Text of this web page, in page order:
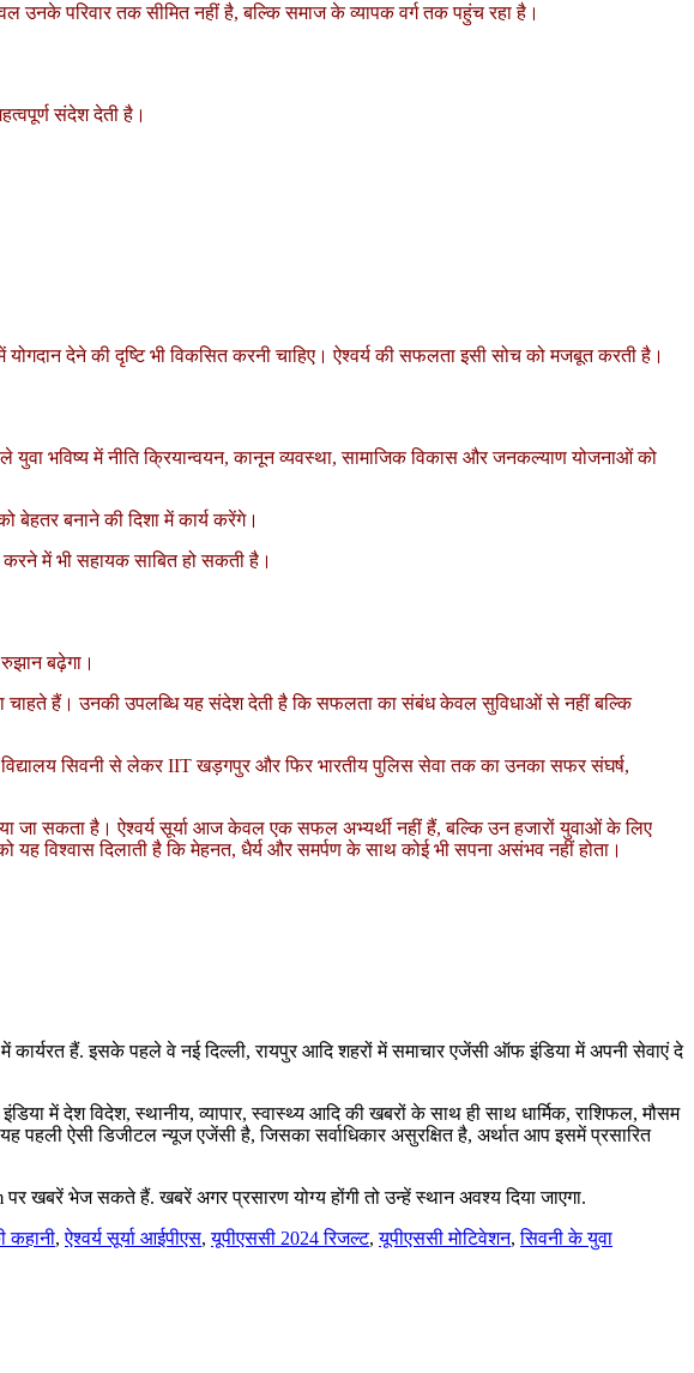
उनके परिवार तक सीमित नहीं है, बल्कि समाज के व्यापक वर्ग तक पहुंच रहा है।
संदेश देती है।
देने की दृष्टि भी विकसित करनी चाहिए। ऐश्वर्य की सफलता इसी सोच को मजबूत करती है।
भविष्य में नीति क्रियान्वयन, कानून व्यवस्था, सामाजिक विकास और जनकल्याण योजनाओं को
बेहतर बनाने की दिशा में कार्य करेंगे।
में भी सहायक साबित हो सकती है।
बढ़ेगा।
चाहते हैं। उनकी उपलब्धि यह संदेश देती है कि सफलता का संबंध केवल सुविधाओं से नहीं बल्कि
विद्यालय सिवनी से लेकर IIT खड़गपुर और फिर भारतीय पुलिस सेवा तक का उनका सफर संघर्ष,
जा सकता है। ऐश्वर्य सूर्या आज केवल एक सफल अभ्यर्थी नहीं हैं, बल्कि उन हजारों युवाओं के लिए
विश्वास दिलाती है कि मेहनत, धैर्य और समर्पण के साथ कोई भी सपना असंभव नहीं होता।
कार्यरत हैं. इसके पहले वे नई दिल्ली, रायपुर आदि शहरों में समाचार एजेंसी ऑफ इंडिया में अपनी सेवाएं दे
में देश विदेश, स्थानीय, व्यापार, स्वास्थ्य आदि की खबरों के साथ ही साथ धार्मिक, राशिफल, मौसम
ऐसी डिजीटल न्यूज एजेंसी है, जिसका सर्वाधिकार असुरक्षित है, अर्थात आप इसमें प्रसारित
खबरें भेज सकते हैं. खबरें अगर प्रसारण योग्य होंगी तो उन्हें स्थान अवश्य दिया जाएगा.
कहानी,ऐश्वर्य सूर्या आईपीएस,यूपीएससी 2024 रिजल्ट,यूपीएससी मोटिवेशन,सिवनी के युवा